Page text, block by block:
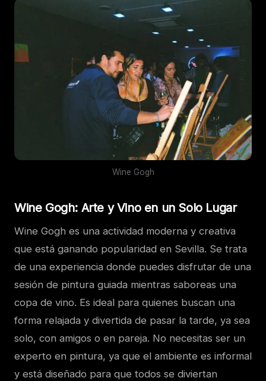
Wine Gogh
Wine Gogh: Arte y Vino en un Solo Lugar
Wine Gogh es una actividad moderna y creativa
que está ganando popularidad en Sevilla. Se trata
de una experiencia donde puedes disfrutar de una
sesión de pintura guiada mientras saboreas una
copa de vino. Es ideal para quienes buscan una
forma relajada y divertida de pasar la tarde, ya sea
solo, con amigos o en pareja. No necesitas ser un
experto en pintura, ya que el ambiente es informal
y está diseñado para que todos se diviertan